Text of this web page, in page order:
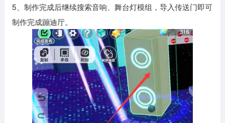
5、制作完成后继续搜索音响、舞台灯模组，导入传送门即可
制作完成蹦迪厅。